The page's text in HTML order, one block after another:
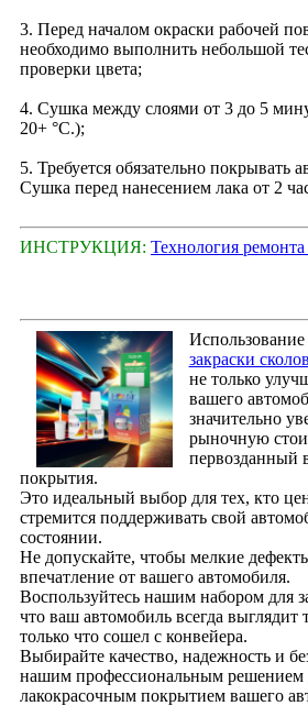
3. Перед началом окраски рабочей
необходимо выполнить небольшой
проверки цвета;
4. Сушка между слоями от 3 до 5
20+ °С.);
5. Требуется обязательно покрывать
Сушка перед нанесением лака от 2
ИНСТРУКЦИЯ: Технология ремонта
закраски
не только
вашего
значительно
рыночную
первозданный
покрытия.
Это идеальный выбор для тех, кто
стремится поддерживать свой
состоянии.
Не допускайте, чтобы мелкие
впечатление от вашего автомобиля.
Воспользуйтесь нашим набором для
что ваш автомобиль всегда выглядит
только что сошел с конвейера.
Выбирайте качество, надежность и
нашим профессиональным решением
лакокрасочным покрытием вашего